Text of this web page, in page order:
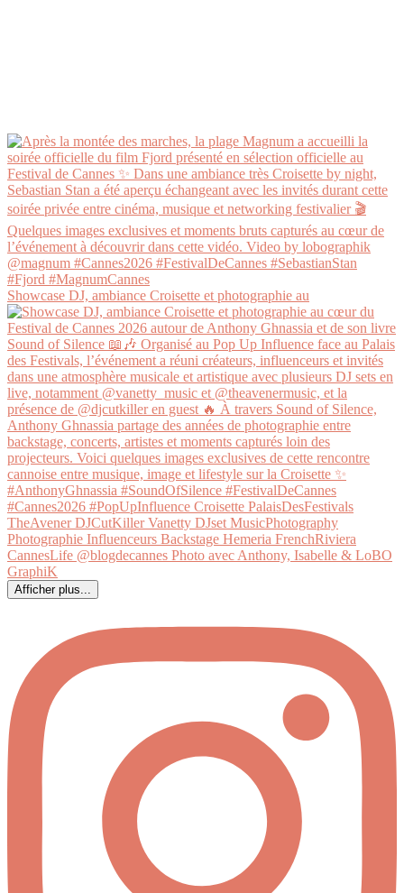
Showcase DJ, ambiance Croisette et photographie au
Afficher plus...